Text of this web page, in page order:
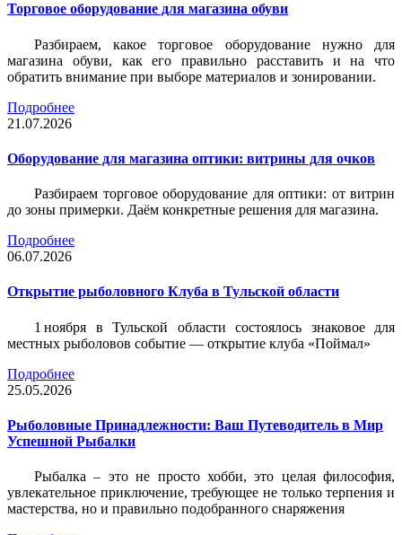
Торговое оборудование для магазина обуви
Разбираем, какое торговое оборудование нужно для
магазина обуви, как его правильно расставить и на что
обратить внимание при выборе материалов и зонировании.
Подробнее
21.07.2026
Оборудование для магазина оптики: витрины для очков
Разбираем торговое оборудование для оптики: от витрин
до зоны примерки. Даём конкретные решения для магазина.
Подробнее
06.07.2026
Открытие рыболовного Клуба в Тульской области
1 ноября в Тульской области состоялось знаковое для
местных рыболовов событие — открытие клуба «Поймал»
Подробнее
25.05.2026
Рыболовные Принадлежности: Ваш Путеводитель в Мир
Успешной Рыбалки
Рыбалка – это не просто хобби, это целая философия,
увлекательное приключение, требующее не только терпения и
мастерства, но и правильно подобранного снаряжения